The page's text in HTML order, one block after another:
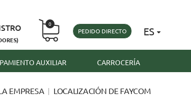
PEDIDO DIRECTO
ES
0
AUXILIAR CARROCERÍA
EMPRESA LOCALIZACIÓN DE FAYCOM